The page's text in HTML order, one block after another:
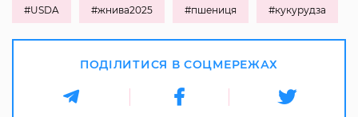
#USDA #жнива2025 #пшениця #кукурудза
ПОДІЛИТИСЯ В СОЦМЕРЕЖАХ